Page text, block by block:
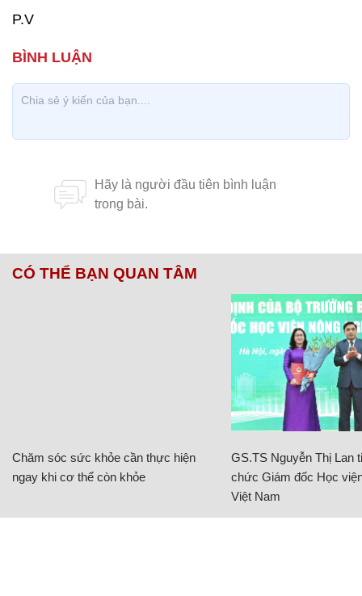
P.V
CÓ THỂ BẠN QUAN TÂM
Chăm sóc sức khỏe cần thực hiện
ngay khi cơ thể còn khỏe
GS.TS Nguyễn Thị Lan
chức Giám đốc Học
Việt Nam